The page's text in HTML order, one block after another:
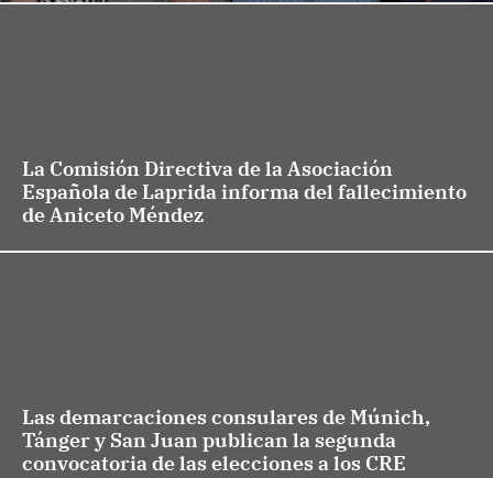
La Comisión Directiva de la Asociación
Española de Laprida informa del fallecimiento
de Aniceto Méndez
Las demarcaciones consulares de Múnich,
Tánger y San Juan publican la segunda
convocatoria de las elecciones a los CRE